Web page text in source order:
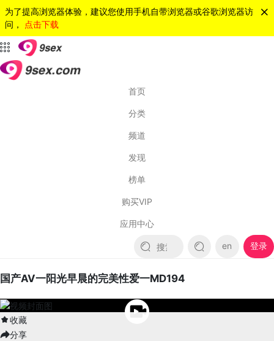
为了提高浏览器体验，建议您使用手机自带浏览器或谷歌浏览器访
问， 点击下载
首页
分类
频道
发现
榜单
购买VIP
应用中心
en 登录
国产AV一阳光早晨的完美性爱一MD194
收藏
分享